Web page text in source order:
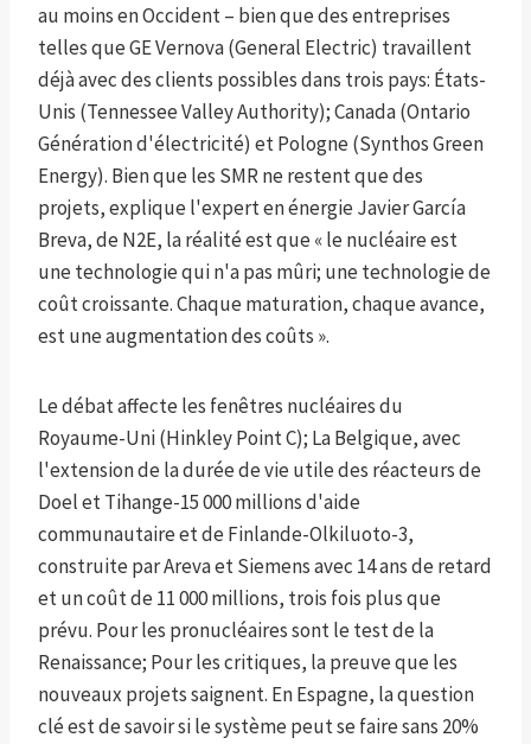
au moins en Occident – bien que des entreprises
telles que GE Vernova (General Electric) travaillent
déjà avec des clients possibles dans trois pays: États-
Unis (Tennessee Valley Authority); Canada (Ontario
Génération d'électricité) et Pologne (Synthos Green
Energy). Bien que les SMR ne restent que des
projets, explique l'expert en énergie Javier García
Breva, de N2E, la réalité est que « le nucléaire est
une technologie qui n'a pas mûri; une technologie de
coût croissante. Chaque maturation, chaque avance,
est une augmentation des coûts ».
Le débat affecte les fenêtres nucléaires du
Royaume-Uni (Hinkley Point C); La Belgique, avec
l'extension de la durée de vie utile des réacteurs de
Doel et Tihange-15 000 millions d'aide
communautaire et de Finlande-Olkiluoto-3,
construite par Areva et Siemens avec 14 ans de retard
et un coût de 11 000 millions, trois fois plus que
prévu. Pour les pronucléaires sont le test de la
Renaissance; Pour les critiques, la preuve que les
nouveaux projets saignent. En Espagne, la question
clé est de savoir si le système peut se faire sans 20%